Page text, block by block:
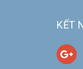
KẾT